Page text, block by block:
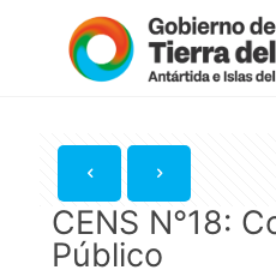
CENS N°18:
Público